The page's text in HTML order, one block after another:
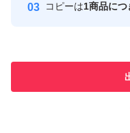
コピーは1商品につ